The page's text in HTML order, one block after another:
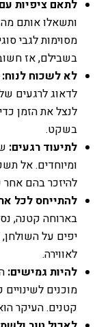
לתאם ציפיות
ותשאלו אותם מה
מסוימות לגבי
בשבילם, אז
לא לשכוח לנוח:
לדאוג לרגעים
לנצל את הזמן
בשקט.
לתיעוד רגעים:
ומיוחדים. אל
להיזכר בהם אחר
להתייחס לכל
בארוחה קטנה,
יפים על השולחן,
לאווירה.
להיות גמישים:
מוכנים
קטנים. העיקר